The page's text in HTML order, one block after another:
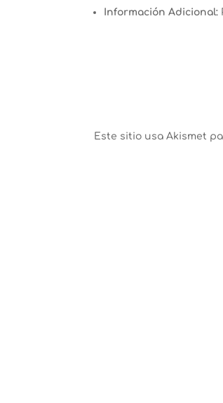
Información Adicional:
Este sitio usa Akismet